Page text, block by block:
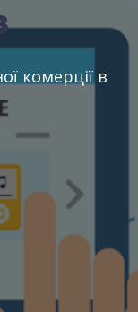
комерції в